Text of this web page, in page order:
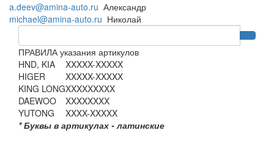
a.deev@amina-auto.ru Александр
michael@amina-auto.ru Николай
ПРАВИЛА указания артикулов
HND, KIA
XXXXX-XXXXX
HIGER
XXXXX-XXXXX
KING LONGXXXXXXXXX
DAEWOO
XXXXXXXX
YUTONG
XXXX-XXXXX
* Буквы в артикулах - латинские